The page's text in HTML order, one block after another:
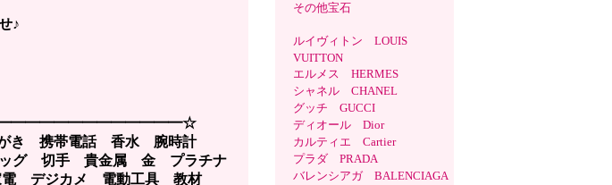
♪
き 携帯電話 香水 腕時計
グ 切手 貴金属 金 プラチナ
デジカメ 電動工具 教材
その他宝石
ルイヴィトン LOUIS
VUITTON
エルメス HERMES
シャネル CHANEL
グッチ GUCCI
ディオール Dior
カルティエ Cartier
プラダ PRADA
バレンシアガ BALENCIAGA